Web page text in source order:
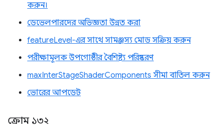
করুন।
ডেভেলপারদের অভিজ্ঞতা উন্নত করা
featureLevel-এর সাথে সামঞ্জস্য মোড সক্রিয় করুন
পরীক্ষামূলক উপগোষ্ঠীর বৈশিষ্ট্য পরিষ্করণ
maxInterStageShaderComponents সীমা বাতিল করুন
ভোরের আপডেট
ক্রোম ১৩২